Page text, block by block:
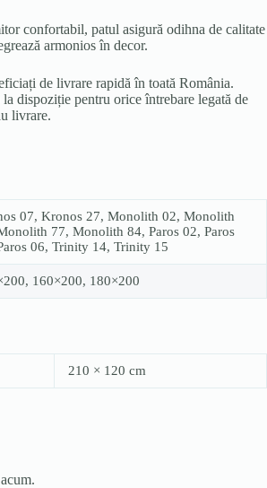
confortabil, patul asigură odihna de calitate
armonios în decor.
de livrare rapidă în toată România.
dispoziție pentru orice întrebare legată de
livrare.
07, Kronos 27, Monolith 02, Monolith
77, Monolith 84, Paros 02, Paros
06, Trinity 14, Trinity 15
160×200, 180×200
210 × 120 cm